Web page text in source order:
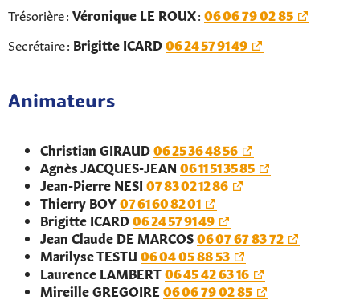
Trésorière : Véronique LE ROUX: 06 06 79 02 85
Secrétaire : Brigitte ICARD0624579149
Animateurs
Christian GIRAUD0625364856
Agnès JACQUES-JEAN06 11 51 35 85
Jean-Pierre NESI07 83 02 12 86
Thierry BOY07 61 60 82 01
Brigitte ICARD06 24 57 91 49
Jean Claude DE MARCOS06 07 67 83 72
Marilyse TESTU 06 04 05 88 53
Laurence LAMBERT06 45 42 63 16
Mireille GREGOIRE 06 06 79 02 85